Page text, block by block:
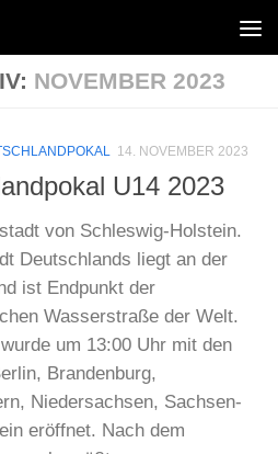
NOVEMBER 2023
14. NOVEMBER 2023
U14 2023
von Schleswig-Holstein.
Deutschlands liegt an der
ist Endpunkt der
Wasserstraße der Welt.
um 13:00 Uhr mit den
Brandenburg,
Niedersachsen, Sachsen-
eröffnet. Nach dem